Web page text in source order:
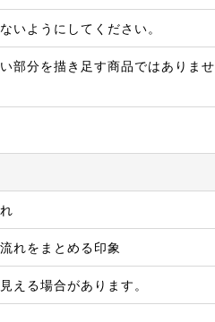
いようにしてください。
部分を描き足す商品ではありませ
れをまとめる印象
える場合があります。